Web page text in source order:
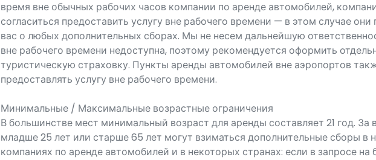
время вне обычных рабочих часов компании по аренде автомобилей,
согласиться предоставить услугу вне рабочего времени — в этом случае
вас о любых дополнительных сборах. Мы не несем дальнейшую
вне рабочего времени недоступна, поэтому рекомендуется оформить
туристическую страховку. Пункты аренды автомобилей вне аэропортов
предоставлять услугу вне рабочего времени.
Минимальные / Максимальные возрастные ограничения
В большинстве мест минимальный возраст для аренды составляет 21 год. За
младше 25 лет или старше 65 лет могут взиматься дополнительные сборы в
компаниях по аренде автомобилей и в некоторых странах: если в запросе на